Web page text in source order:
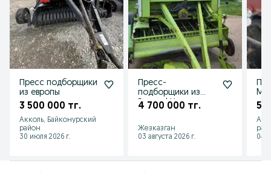
Пресс подборщики
из европы
3 500 000 тг.
Акколь, Байконурский
район
30 июля 2026 г.
Пресс-
подборщики из
Европы! Новое
4 700 000 тг.
Жезказган
03 августа 2026 г.
5
04